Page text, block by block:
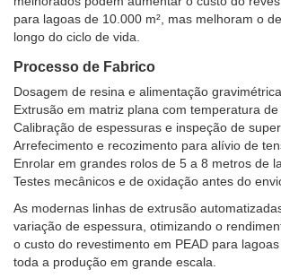
para lagoas de 10.000 m², mas melhoram o
longo do ciclo de vida.
Processo de Fabrico
Dosagem de resina e alimentação gravimétrica.
Extrusão em matriz plana com temperatura de
Calibração de espessuras e inspeção de
Arrefecimento e recozimento para alívio de
Enrolar em grandes rolos de 5 a 8 metros de
Testes mecânicos e de oxidação antes do
As modernas linhas de extrusão
variação de espessura, otimizando o
o custo do revestimento em PEAD para
toda a produção em grande escala.